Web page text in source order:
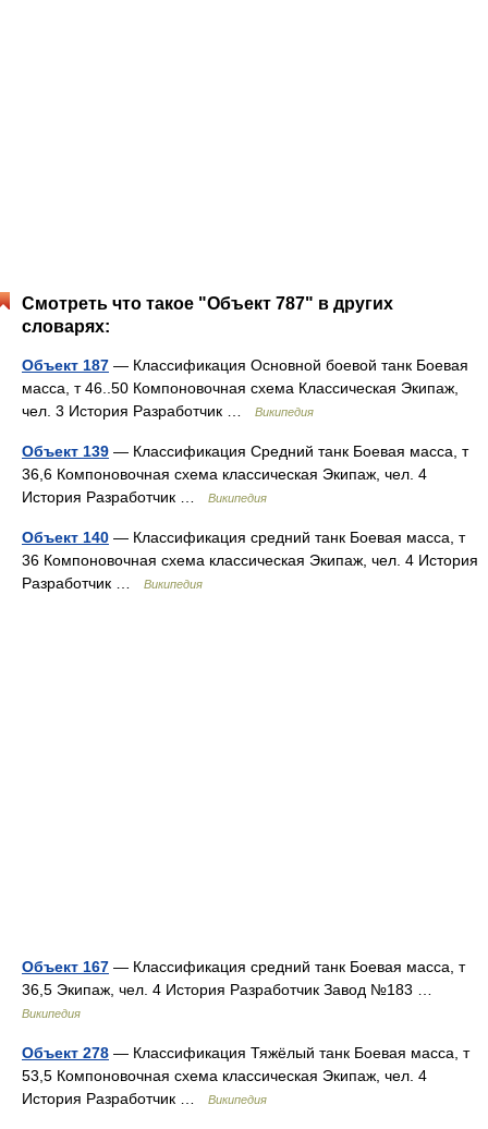
Смотреть что такое "Объект 787" в других
словарях:
Объект 187 — Классификация Основной боевой танк Боевая
масса, т 46..50 Компоновочная схема Классическая Экипаж,
чел. 3 История Разработчик …
Википедия
Объект 139 — Классификация Средний танк Боевая масса, т
36,6 Компоновочная схема классическая Экипаж, чел. 4
История Разработчик …
Википедия
Объект 140 — Классификация средний танк Боевая масса, т
36 Компоновочная схема классическая Экипаж, чел. 4 История
Разработчик …
Википедия
Объект 167 — Классификация средний танк Боевая масса, т
36,5 Экипаж, чел. 4 История Разработчик Завод №183 …
Википедия
Объект 278 — Классификация Тяжёлый танк Боевая масса, т
53,5 Компоновочная схема классическая Экипаж, чел. 4
История Разработчик …
Википедия